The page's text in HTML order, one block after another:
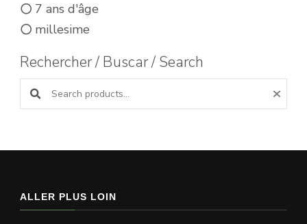
7 ans d'âge
millesime
Rechercher / Buscar / Search
Search products:
ALLER PLUS LOIN